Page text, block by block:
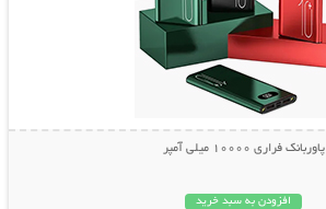
پاوربانک فراری 10000 میلی آمپر
افزودن به سبد خرید